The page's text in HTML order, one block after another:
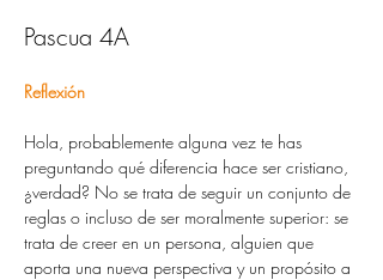
Pascua 4A
Reflexión
Hola, probablemente alguna vez te has
preguntando qué diferencia hace ser cristiano,
¿verdad? No se trata de seguir un conjunto de
reglas o incluso de ser moralmente superior: se
trata de creer en un persona, alguien que
aporta una nueva perspectiva y un propósito a